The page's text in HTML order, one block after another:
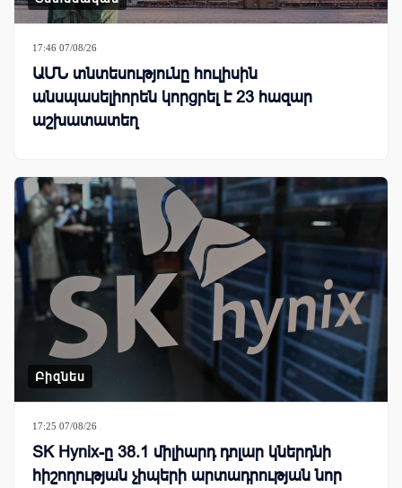
17:46 07/08/26
ԱՄՆ տնտեսությունը հուլիսին
անսպասելիորեն կորցրել է 23 հազար
աշխատատեղ
Բիզնես
17:25 07/08/26
SK Hynix-ը 38.1 միլիարդ դոլար կներդնի
հիշողության չիպերի արտադրության նոր